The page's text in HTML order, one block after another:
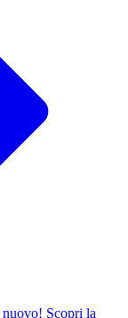
nuovo! Scopri la